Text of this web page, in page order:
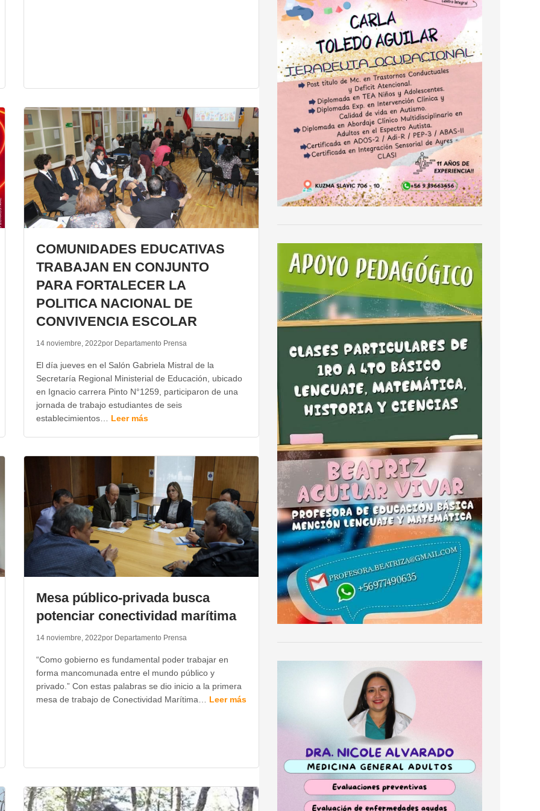
COMUNIDADES EDUCATIVAS
TRABAJAN EN CONJUNTO
PARA FORTALECER LA
POLITICA NACIONAL DE
CONVIVENCIA ESCOLAR
14 noviembre, 2022por Departamento Prensa
El día jueves en el Salón Gabriela Mistral de la
Secretaría Regional Ministerial de Educación, ubicado
en Ignacio carrera Pinto N°1259, participaron de una
jornada de trabajo estudiantes de seis
establecimientos… Leer más
Mesa público-privada busca
potenciar conectividad marítima
14 noviembre, 2022por Departamento Prensa
“Como gobierno es fundamental poder trabajar en
forma mancomunada entre el mundo público y
privado.” Con estas palabras se dio inicio a la primera
mesa de trabajo de Conectividad Marítima… Leer más